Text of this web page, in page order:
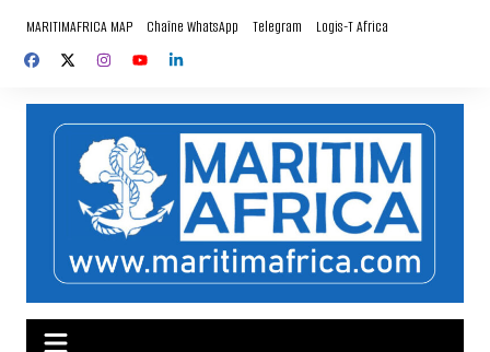
contenu
MARITIMAFRICA MAP Chaîne WhatsApp Telegram Logis-T Africa